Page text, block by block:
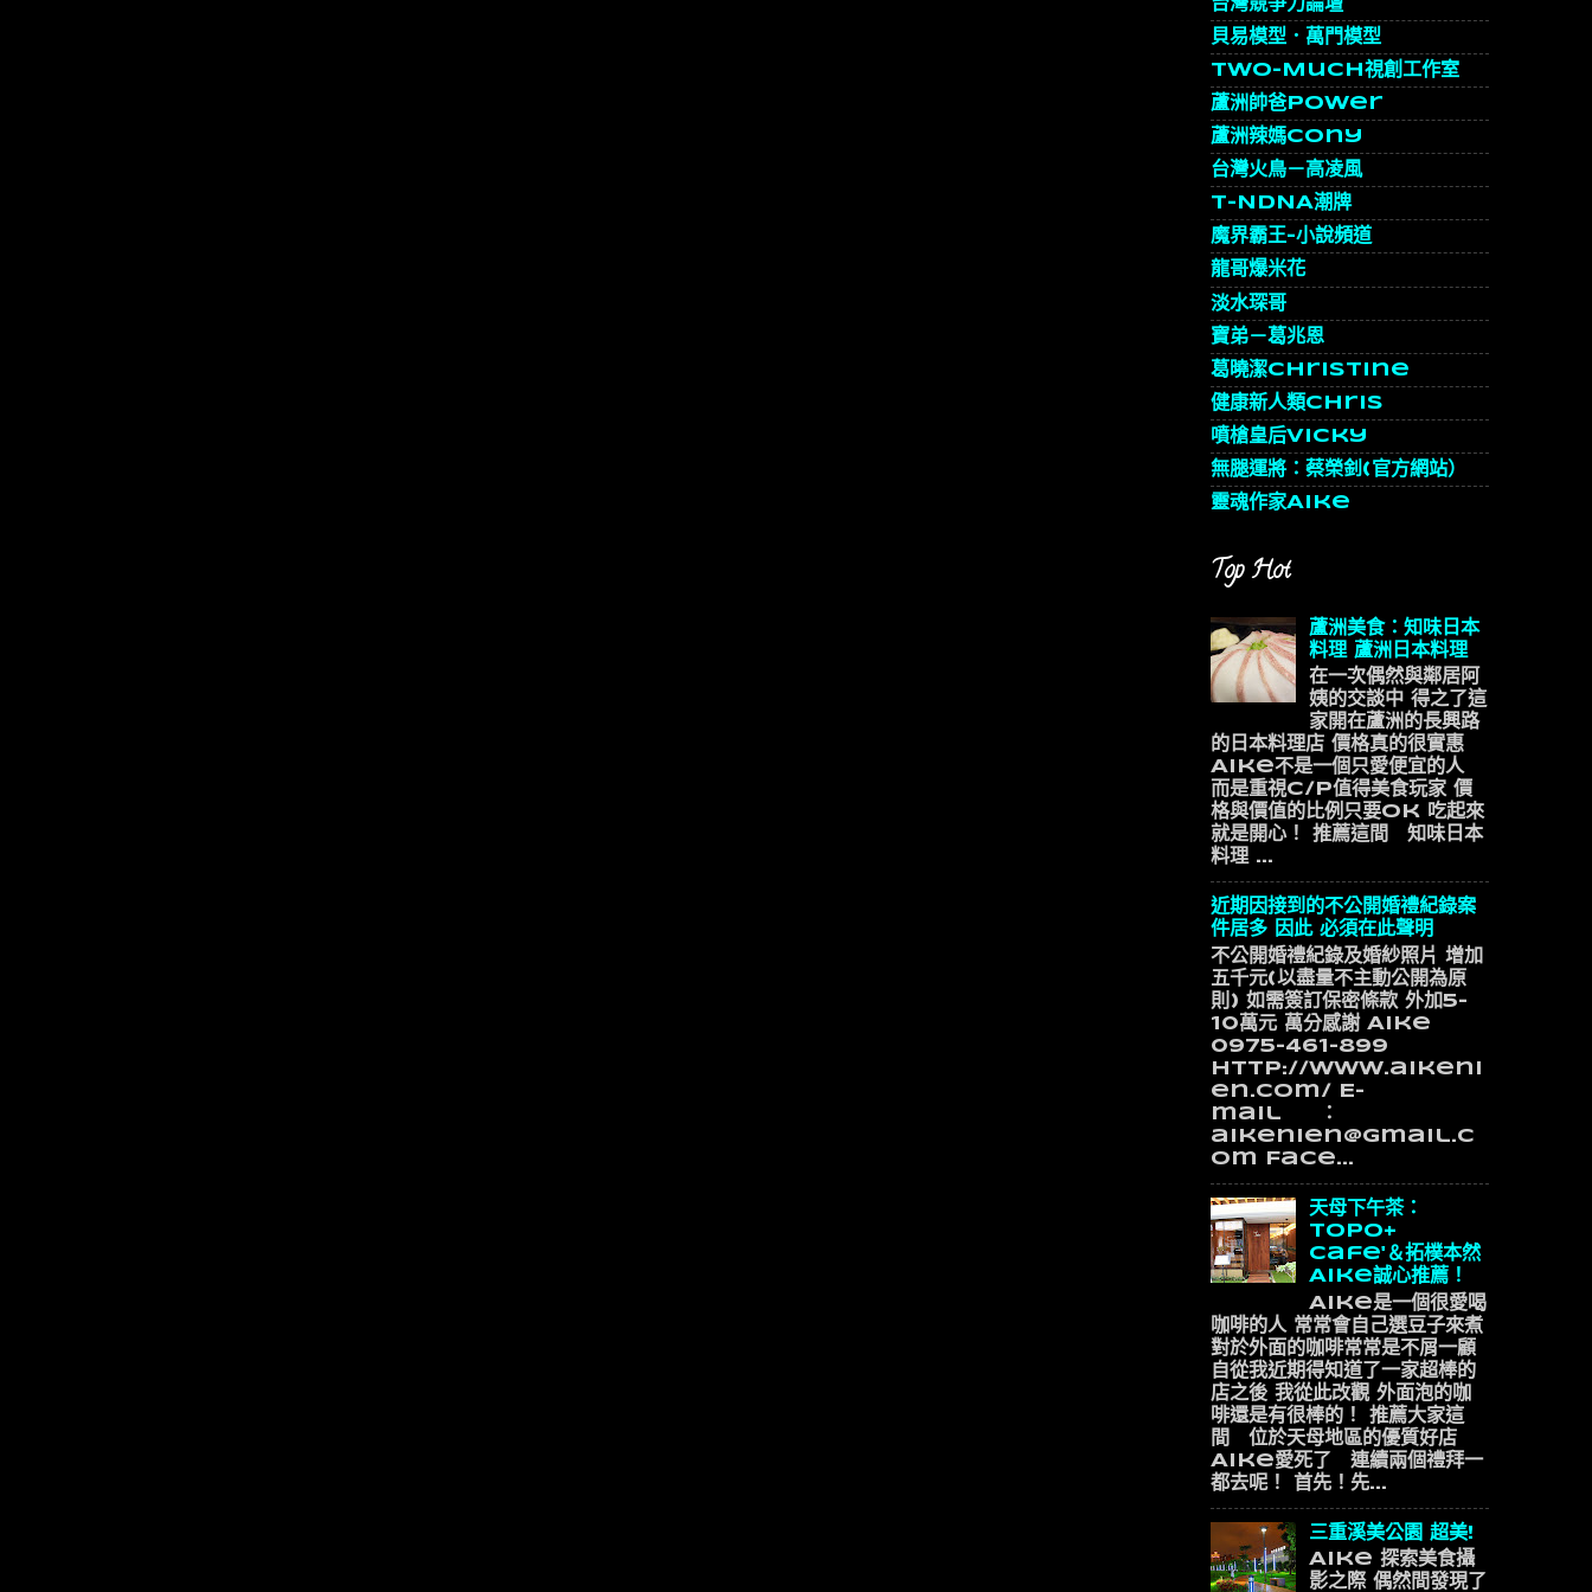
台灣競爭力論壇
貝易模型．萬門模型
Two-Much視創工作室
蘆洲帥爸Power
蘆洲辣媽Cony
台灣火鳥－高凌風
T-NDNA潮牌
魔界霸王-小說頻道
龍哥爆米花
淡水琛哥
寶弟－葛兆恩
葛曉潔Christine
健康新人類chris
噴槍皇后Vicky
無腿運將：蔡榮釗(官方網站）
靈魂作家Aike
Top Hot
蘆洲美食：知味日本
料理 蘆洲日本料理
在一次偶然與鄰居阿
姨的交談中 得之了這
家開在蘆洲的長興路
的日本料理店 價格真的很實惠
Aike不是一個只愛便宜的人
而是重視C/P值得美食玩家 價
格與價值的比例只要ok 吃起來
就是開心！ 推薦這間 知味日本
料理 ...
近期因接到的不公開婚禮紀錄案
件居多 因此 必須在此聲明
不公開婚禮紀錄及婚紗照片 增加
五千元(以盡量不主動公開為原
則) 如需簽訂保密條款 外加5-
10萬元 萬分感謝 Aike
0975-461-899
http://www.aikeni
en.com/ E-
mail ：
aikenien@gmail.c
om Face...
天母下午茶：
Topo+
Cafe'＆拓樸本然
Aike誠心推薦！
Aike是一個很愛喝
咖啡的人 常常會自己選豆子來煮
對於外面的咖啡常常是不屑一顧
自從我近期得知道了一家超棒的
店之後 我從此改觀 外面泡的咖
啡還是有很棒的！ 推薦大家這
間 位於天母地區的優質好店
Aike愛死了 連續兩個禮拜一
都去呢！ 首先！先...
三重溪美公園 超美!
Aike 探索美食攝
影之際 偶然間發現了